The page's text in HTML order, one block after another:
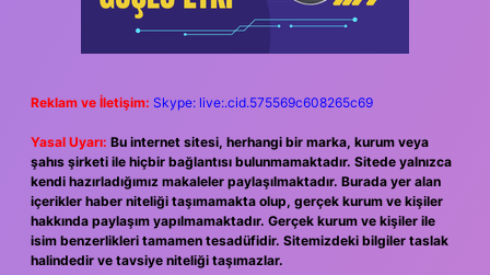
Reklam ve İletişim: Skype: live:.cid.575569c608265c69
Yasal Uyarı: Bu internet sitesi, herhangi bir marka, kurum veya
şahıs şirketi ile hiçbir bağlantısı bulunmamaktadır. Sitede yalnızca
kendi hazırladığımız makaleler paylaşılmaktadır. Burada yer alan
içerikler haber niteliği taşımamakta olup, gerçek kurum ve kişiler
hakkında paylaşım yapılmamaktadır. Gerçek kurum ve kişiler ile
isim benzerlikleri tamamen tesadüfidir. Sitemizdeki bilgiler taslak
halindedir ve tavsiye niteliği taşımazlar.